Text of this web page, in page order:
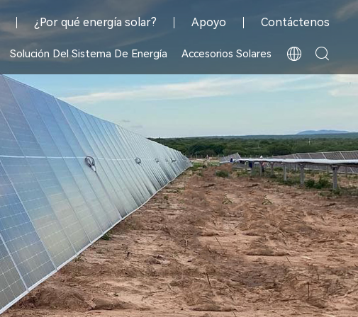
¿Por qué energía solar? Apoyo Contáctenos
Solución Del Sistema De Energía Accesorios Solares